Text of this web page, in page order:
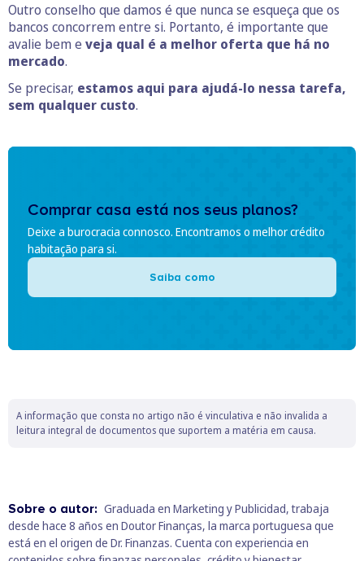
Outro conselho que damos é que nunca se esqueça que os
bancos concorrem entre si. Portanto, é importante que
avalie bem e veja qual é a melhor oferta que há no
mercado.
Se precisar, estamos aqui para ajudá-lo nessa tarefa,
sem qualquer custo.
Comprar casa está nos seus planos?
Deixe a burocracia connosco. Encontramos o melhor crédito
habitação para si.
Saiba como
A informação que consta no artigo não é vinculativa e não invalida a
leitura integral de documentos que suportem a matéria em causa.
Sobre o autor: Graduada en Marketing y Publicidad, trabaja
desde hace 8 años en Doutor Finanças, la marca portuguesa que
está en el origen de Dr. Finanzas. Cuenta con experiencia en